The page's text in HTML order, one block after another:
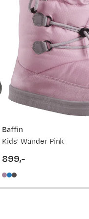
Ny pris
1 199,-
999,-
1 199,-
Baffin
Kids' Wander Pink
899,-